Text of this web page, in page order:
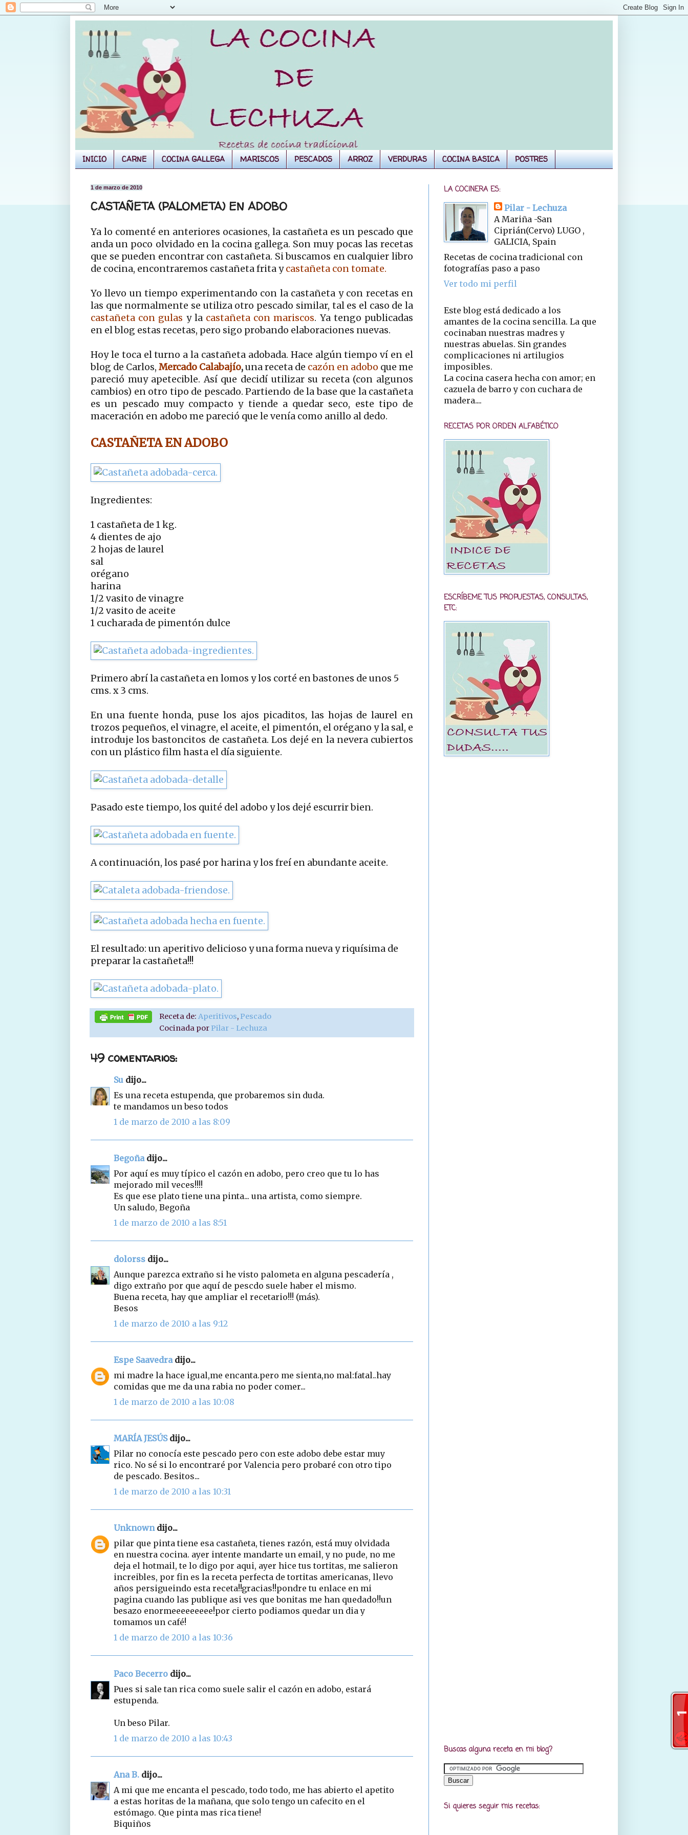
INICIO CARNE COCINA GALLEGA MARISCOS PESCADOS ARROZ VERDURAS COCINA BASICA POSTRES
1 de marzo de 2010
CASTAÑETA (PALOMETA) EN ADOBO
Ya lo comenté en anteriores ocasiones, la castañeta es un pescado que
anda un poco olvidado en la cocina gallega. Son muy pocas las recetas
que se pueden encontrar con castañeta. Si buscamos en cualquier libro
de cocina, encontraremos castañeta frita ycastañeta con tomate.
Yo llevo un tiempo experimentando con la castañeta y con recetas en
las que normalmente se utiliza otro pescado similar, tal es el caso de la
castañeta con gulas y la castañeta con mariscos. Ya tengo publicadas
en el blog estas recetas, pero sigo probando elaboraciones nuevas.
Hoy le toca el turno a la castañeta adobada. Hace algún tiempo ví en el
blog de Carlos, Mercado Calabajío,una receta de cazón en adobo que me
pareció muy apetecible. Así que decidí utilizar su receta (con algunos
cambios) en otro tipo de pescado. Partiendo de la base que la castañeta
es un pescado muy compacto y tiende a quedar seco, este tipo de
maceración en adobo me pareció que le venía como anillo al dedo.
CASTAÑETA EN ADOBO
Ingredientes:
1 castañeta de 1 kg.
4 dientes de ajo
2 hojas de laurel
sal
orégano
harina
1/2 vasito de vinagre
1/2 vasito de aceite
1 cucharada de pimentón dulce
Primero abrí la castañeta en lomos y los corté en bastones de unos 5
cms. x 3 cms.
En una fuente honda, puse los ajos picaditos, las hojas de laurel en
trozos pequeños, el vinagre, el aceite, el pimentón, el orégano y la sal, e
introduje los bastoncitos de castañeta. Los dejé en la nevera cubiertos
con un plástico film hasta el día siguiente.
Pasado este tiempo, los quité del adobo y los dejé escurrir bien.
A continuación, los pasé por harina y los freí en abundante aceite.
El resultado: un aperitivo delicioso y una forma nueva y riquísima de
preparar la castañeta!!!
Receta de:Aperitivos, Pescado
Cocinada por Pilar - Lechuza
49 comentarios:
Su dijo...
Es una receta estupenda, que probaremos sin duda.
te mandamos un beso todos
1 de marzo de 2010 a las 8:09
Begoñadijo...
Por aquí es muy típico el cazón en adobo, pero creo que tu lo has
mejorado mil veces!!!!
Es que ese plato tiene una pinta... una artista, como siempre.
Un saludo, Begoña
1 de marzo de 2010 a las 8:51
dolorss dijo...
Aunque parezca extraño si he visto palometa en alguna pescadería ,
digo extraño por que aquí de pescdo suele haber el mismo.
Buena receta, hay que ampliar el recetario!!! (más).
Besos
1 de marzo de 2010 a las 9:12
Espe Saavedradijo...
mi madre la hace igual,me encanta.pero me sienta,no mal:fatal..hay
comidas que me da una rabia no poder comer...
1 de marzo de 2010 a las 10:08
MARÍA JESÚSdijo...
Pilar no conocía este pescado pero con este adobo debe estar muy
rico. No sé si lo encontraré por Valencia pero probaré con otro tipo
de pescado. Besitos...
1 de marzo de 2010 a las 10:31
Unknowndijo...
pilar que pinta tiene esa castañeta, tienes razón, está muy olvidada
en nuestra cocina. ayer intente mandarte un email, y no pude, no me
deja el hotmail, te lo digo por aqui, ayer hice tus tortitas, me salieron
increibles, por fin es la receta perfecta de tortitas americanas, llevo
años persigueindo esta receta!!gracias!!pondre tu enlace en mi
pagina cuando las publique asi ves que bonitas me han quedado!!un
besazo enormeeeeeeeee!por cierto podiamos quedar un dia y
tomamos un café!
1 de marzo de 2010 a las 10:36
Paco Becerro dijo...
Pues si sale tan rica como suele salir el cazón en adobo, estará
estupenda.
Un beso Pilar.
1 de marzo de 2010 a las 10:43
Ana B. dijo...
A mi que me encanta el pescado, todo todo, me has abierto el apetito
a estas horitas de la mañana, que solo tengo un cafecito en el
estómago. Que pinta mas rica tiene!
Biquiños
LA COCINERA ES:
Pilar - Lechuza
A Mariña -San
Ciprián(Cervo) LUGO ,
GALICIA, Spain
Recetas de cocina tradicional con
fotografías paso a paso
Ver todo mi perfil
Este blog está dedicado a los
amantes de la cocina sencilla. La que
cocinaban nuestras madres y
nuestras abuelas. Sin grandes
complicaciones ni artilugios
imposibles.
La cocina casera hecha con amor; en
cazuela de barro y con cuchara de
madera....
RECETAS POR ORDEN ALFABÉTICO
ESCRÍBEME TUS PROPUESTAS, CONSULTAS,
ETC:
Buscas alguna receta en mi blog?
Si quieres seguir mis recetas: